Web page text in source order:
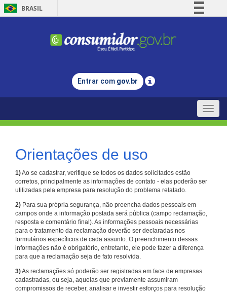
BRASIL
Comunica BR
Legislação
Entrar com gov.br
Toggle
Orientações de uso
1)Ao se cadastrar, verifique se todos os dados solicitados estão
corretos, principalmente as informações de contato - elas poderão ser
utilizadas pela empresa para resolução do problema relatado.
2) Para sua própria segurança, não preencha dados pessoais em
campos onde a informação postada será pública (campo reclamação,
resposta e comentário final). As informações pessoais necessárias
para o tratamento da reclamação deverão ser declaradas nos
formulários específicos de cada assunto. O preenchimento dessas
informações não é obrigatório, entretanto, ele pode fazer a diferença
para que a reclamação seja de fato resolvida.
3)As reclamações só poderão ser registradas em face de empresas
cadastradas, ou seja, aquelas que previamente assumiram
compromissos de receber, analisar e investir esforços para resolução